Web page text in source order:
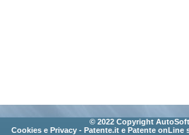
© 2022 Copyright
Cookies e Privacy - Patente.it e Patente onLine